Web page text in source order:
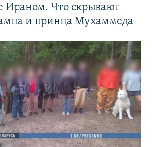
Ираном. Что скрывают
и принца Мухаммеда